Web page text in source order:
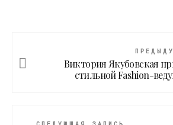
Виктория Якубовская
стильной Fashion-